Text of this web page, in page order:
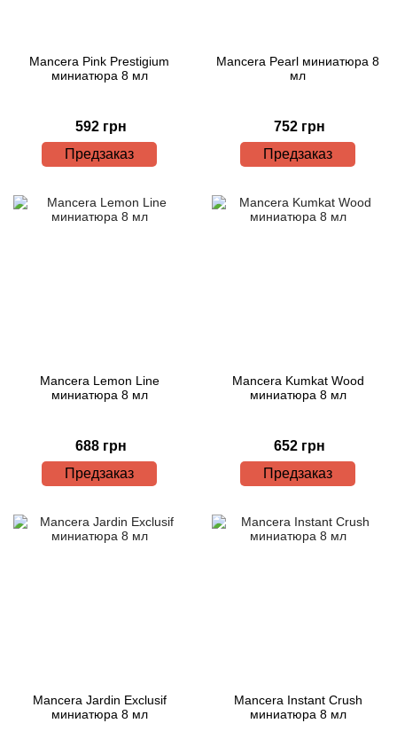
Mancera Pink Prestigium
миниатюра 8 мл
592 грн
Предзаказ
Mancera Pearl миниатюра 8
мл
752 грн
Предзаказ
Mancera Lemon Line
миниатюра 8 мл
688 грн
Предзаказ
Mancera Kumkat Wood
миниатюра 8 мл
652 грн
Предзаказ
Mancera Jardin Exclusif
миниатюра 8 мл
Mancera Instant Crush
миниатюра 8 мл